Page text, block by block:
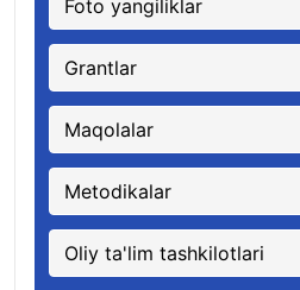
Foto yangiliklar
Grantlar
Maqolalar
Metodikalar
Oliy ta'lim tashkilotlari